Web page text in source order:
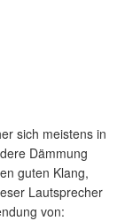
sich meistens in
Dämmung
guten Klang,
Lautsprecher
von: